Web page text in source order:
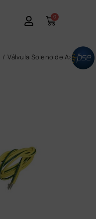
0
Válvula Solenoide Asco